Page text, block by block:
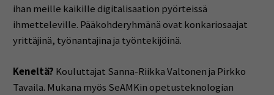
ihan meille kaikille digitalisaation pyörteissä
ihmetteleville. Pääkohderyhmänä ovat konkariosaajat
yrittäjinä, työnantajina ja työntekijöinä.
Keneltä? Kouluttajat Sanna-Riikka Valtonen ja Pirkko
Tavaila. Mukana myös SeAMKin opetusteknologian